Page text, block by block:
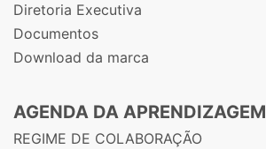
Diretoria Executiva
Documentos
Download da marca
AGENDA DA APRENDIZAGEM
REGIME DE COLABORAÇÃO